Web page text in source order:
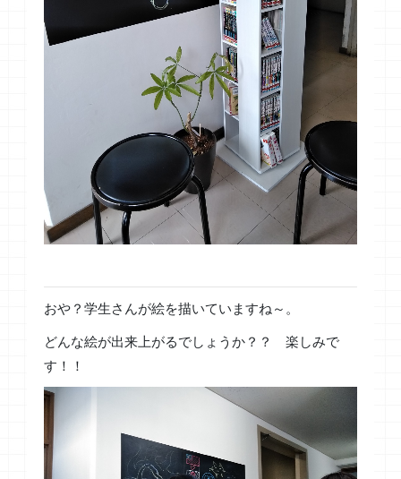
おや？学生さんが絵を描いていますね～。
どんな絵が出来上がるでしょうか？？ 楽しみで
す！！